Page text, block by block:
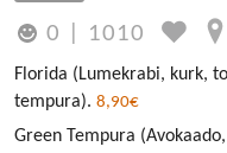
0 1010
Florida (Lumekrabi, kurk,
tempura). 8,90€
Green Tempura